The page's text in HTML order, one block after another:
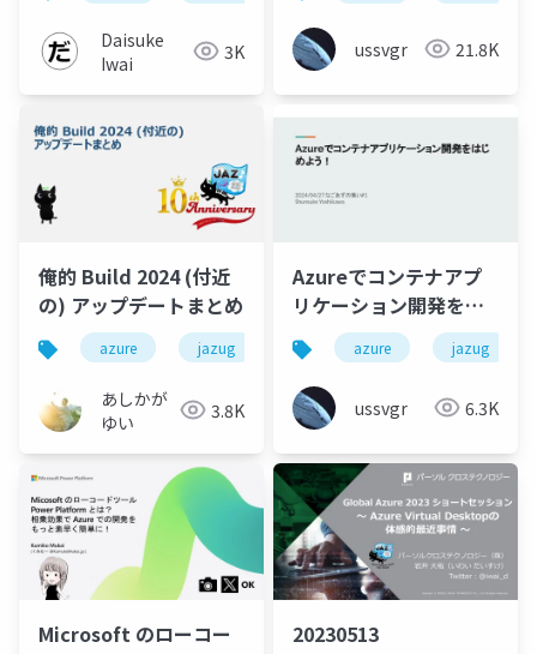
Daisuke
Iwai
3K ussvgr 21.8K
俺的 Build 2024 (付近
の) アップデートまとめ
azure jazug microsoft
あしかが
ゆい
3.8K
Azureでコンテナアプ
リケーション開発をは
じめよう！
azure jazug
ussvgr 6.3K
Microsoft のローコー
20230513